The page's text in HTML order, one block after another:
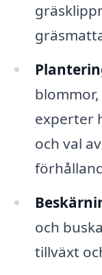
experter
och val
och
tillväxt